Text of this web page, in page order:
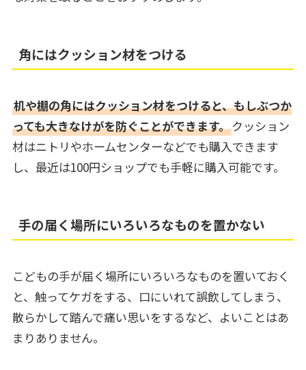
角にはクッション材をつける
机や棚の角にはクッション材をつけると、もしぶつか
っても大きなけがを防ぐことができます。クッション
材はニトリやホームセンターなどでも購入できます
し、最近は100円ショップでも手軽に購入可能です。
手の届く場所にいろいろなものを置かない
こどもの手が届く場所にいろいろなものを置いておく
と、触ってケガをする、口にいれて誤飲してしまう、
散らかして踏んで痛い思いをするなど、よいことはあ
まりありません。